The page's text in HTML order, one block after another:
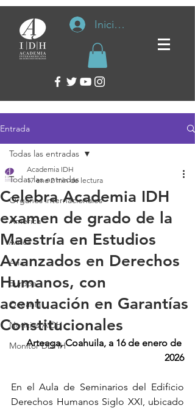
Iniciar sesión
Entrada
Todas las entradas
Organos internacionales
América
África
Asia
Europa
Oceanía
Noticias AiDH
Monitor DDHH
Todas las entradas
Celebra Academia IDH
examen de grado de la
Maestría en Estudios
Avanzados en Derechos
Humanos, con
acentuación en Garantías
Constitucionales
Academia IDH
17 ene 2 min de lectura
Arteaga, Coahuila, a 16 de enero de
2026
En el Aula de Seminarios del Edificio
Derechos Humanos Siglo XXI, ubicado